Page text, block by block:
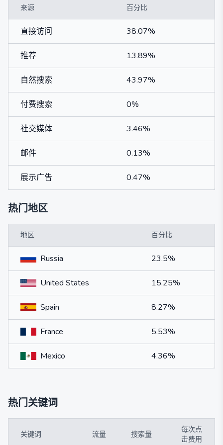
来源 百分比
直接访问 38.07%
推荐 13.89%
自然搜索 43.97%
付费搜索 0%
社交媒体 3.46%
邮件 0.13%
展示广告 0.47%
热门地区
地区 百分比
Russia 23.5%
United States 15.25%
Spain 8.27%
France 5.53%
Mexico 4.36%
热门关键词
关键词 流量 搜索量
每次点
击费用